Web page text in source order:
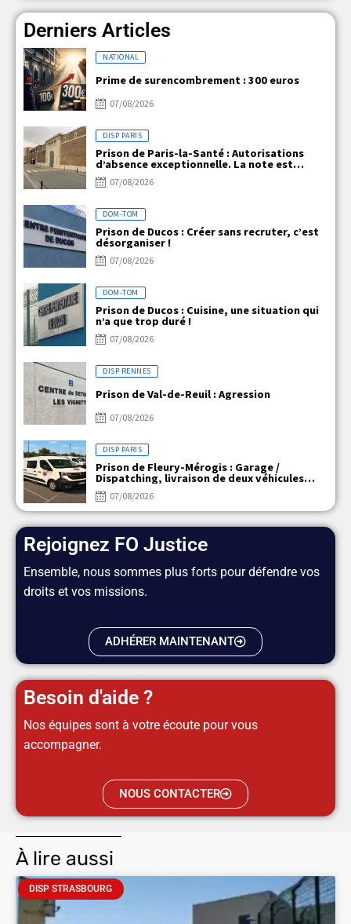
Derniers Articles
NATIONAL
Prime de surencombrement : 300 euros
07/08/2026
DISP PARIS
Prison de Paris-la-Santé : Autorisations
d’absence exceptionnelle. La note est
claire, mais la réalité ne l’est pas !
07/08/2026
DOM-TOM
Prison de Ducos : Créer sans recruter, c’est
désorganiser !
07/08/2026
DOM-TOM
Prison de Ducos : Cuisine, une situation qui
n’a que trop duré !
07/08/2026
DISP RENNES
Prison de Val-de-Reuil : Agression
07/08/2026
DISP PARIS
Prison de Fleury-Mérogis : Garage /
Dispatching, livraison de deux véhicules
électriques
07/08/2026
Rejoignez FO Justice
Ensemble, nous sommes plus forts pour défendre vos
droits et vos missions.
ADHÉRER MAINTENANT
Besoin d'aide ?
Nos équipes sont à votre écoute pour vous
accompagner.
NOUS CONTACTER
À lire aussi
DISP STRASBOURG